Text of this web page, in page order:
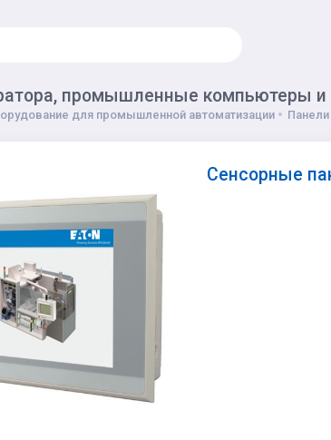
промышленные компьютеры и
для промышленной автоматизации
Сенсорные